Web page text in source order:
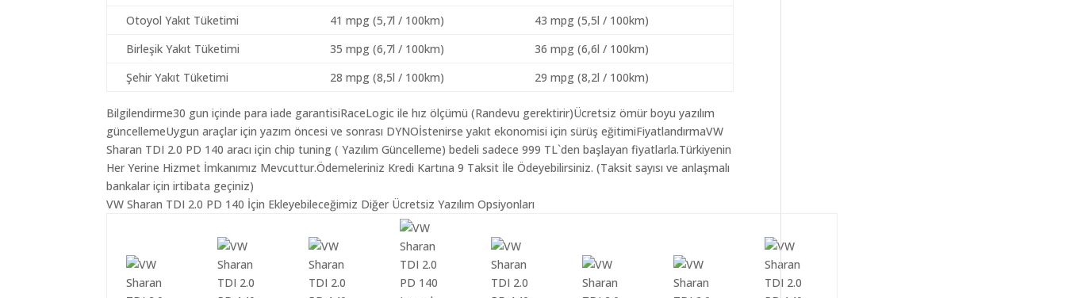
Otoyol Yakıt Tüketimi
41 mpg (5,7l / 100km)
43 mpg (5,5l / 100km)
Birleşik Yakıt Tüketimi
35 mpg (6,7l / 100km)
36 mpg (6,6l / 100km)
Şehir Yakıt Tüketimi
28 mpg (8,5l / 100km) 29 mpg (8,2l / 100km)
Bilgilendirme30 gun içinde para iade garantisiRaceLogic ile hız ölçümü (Randevu gerektirir)Ücretsiz ömür boyu yazılım
güncellemeUygun araçlar için yazım öncesi ve sonrası DYNOİstenirse yakıt ekonomisi için sürüş eğitimiFiyatlandırmaVW
Sharan TDI 2.0 PD 140 aracı için chip tuning ( Yazılım Güncelleme) bedeli sadece 999 TL`den başlayan fiyatlarla.Türkiyenin
Her Yerine Hizmet İmkanımız Mevcuttur.Ödemeleriniz Kredi Kartına 9 Taksit İle Ödeyebilirsiniz. (Taksit sayısı ve anlaşmalı
bankalar için irtibata geçiniz)
VW Sharan TDI 2.0 PD 140 İçin Ekleyebileceğimiz Diğer Ücretsiz Yazılım Opsiyonları